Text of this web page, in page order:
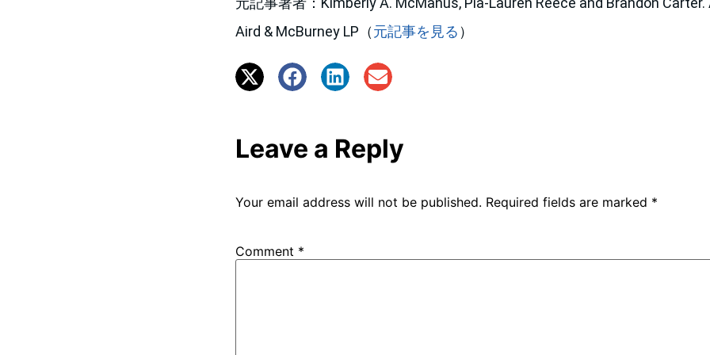
Aird & McBurney LP（元記事を見る ）
Leave a Reply
Your email address will not be published. Required fields are marked *
Comment *